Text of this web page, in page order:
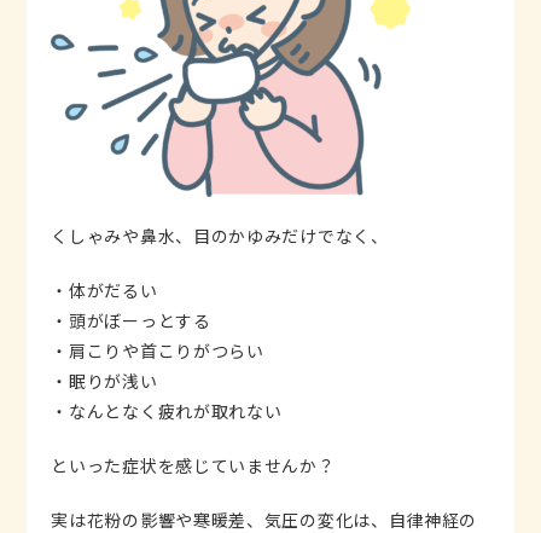
くしゃみや鼻水、目のかゆみだけでなく、
・体がだるい
・頭がぼーっとする
・肩こりや首こりがつらい
・眠りが浅い
・なんとなく疲れが取れない
といった症状を感じていませんか？
実は花粉の影響や寒暖差、気圧の変化は、自律神経の